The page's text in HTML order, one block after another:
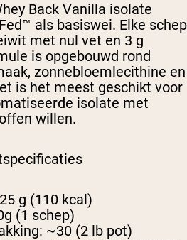
Back Vanilla isolate
als basiswei. Elke schep
met nul vet en 3 g
is opgebouwd rond
zonnebloemlecithine en
is het meest geschikt voor
isolate met
willen.
25 g (110 kcal)
(1 schep)
~30 (2 lb pot)